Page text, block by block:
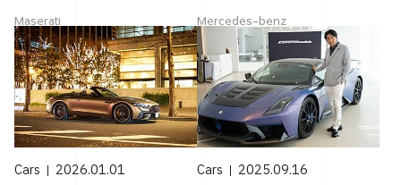
Maserati Mercedes-benz
Cars 2026.01.01 Cars 2025.09.16